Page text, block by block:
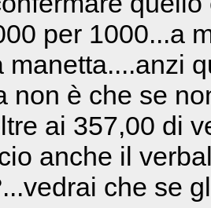
per 1000...a
manetta....anzi
non è che se
ai 357,00 di
anche il
che se